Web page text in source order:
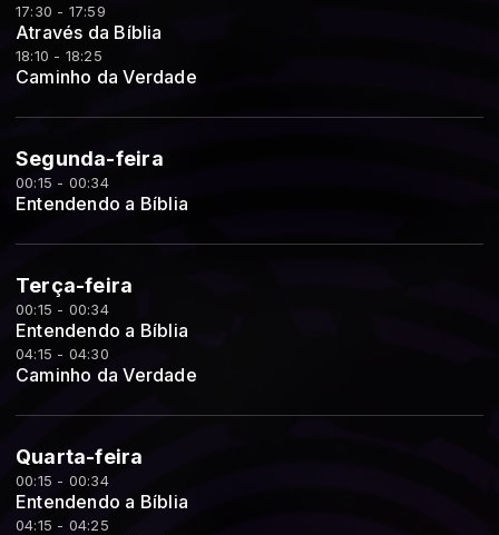
17:30 - 17:59
Através da Bíblia
18:10 - 18:25
Caminho da Verdade
Segunda-feira
00:15 - 00:34
Entendendo a Bíblia
Terça-feira
00:15 - 00:34
Entendendo a Bíblia
04:15 - 04:30
Caminho da Verdade
Quarta-feira
00:15 - 00:34
Entendendo a Bíblia
04:15 - 04:25